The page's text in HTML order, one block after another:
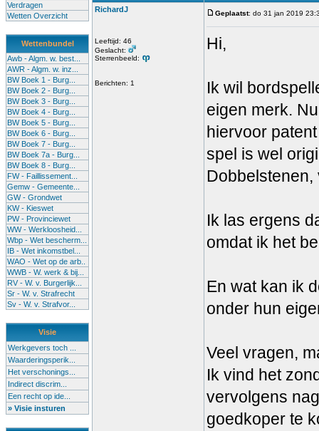
Verdragen
Wetten Overzicht
Wettenbundel
Awb - Algm. w. best...
AWR - Algm. w. inz...
BW Boek 1 - Burg...
BW Boek 2 - Burg...
BW Boek 3 - Burg...
BW Boek 4 - Burg...
BW Boek 5 - Burg...
BW Boek 6 - Burg...
BW Boek 7 - Burg...
BW Boek 7a - Burg...
BW Boek 8 - Burg...
FW - Faillissement...
Gemw - Gemeente...
GW - Grondwet
KW - Kieswet
PW - Provinciewet
WW - Werkloosheid...
Wbp - Wet bescherm...
IB - Wet inkomstbel...
WAO - Wet op de arb..
WWB - W. werk & bij...
RV - W. v. Burgerlijk...
Sr - W. v. Strafrecht
Sv - W. v. Strafvor...
Visie
Werkgevers toch ...
Waarderingsperik...
Het verschonings...
Indirect discrim...
Een recht op ide...
» Visie insturen
RichardJ
Leeftijd: 46
Geslacht:
Sterrenbeeld:
Berichten: 1
Geplaatst: do 31 jan 2019
Hi,
Ik wil
eigen merk.
hiervoor
spel is wel
Dobbelstenen,
Ik las ergens
omdat ik het
En wat kan ik
onder hun
Veel vragen,
Ik vind het
vervolgens
goedkoper te